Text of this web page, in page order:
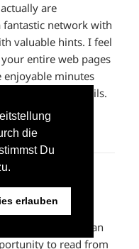
die
Du
erlauben
are
network with
valuable hints. I feel
entire web pages
minutes
for all the details.
individuals with an
to read from